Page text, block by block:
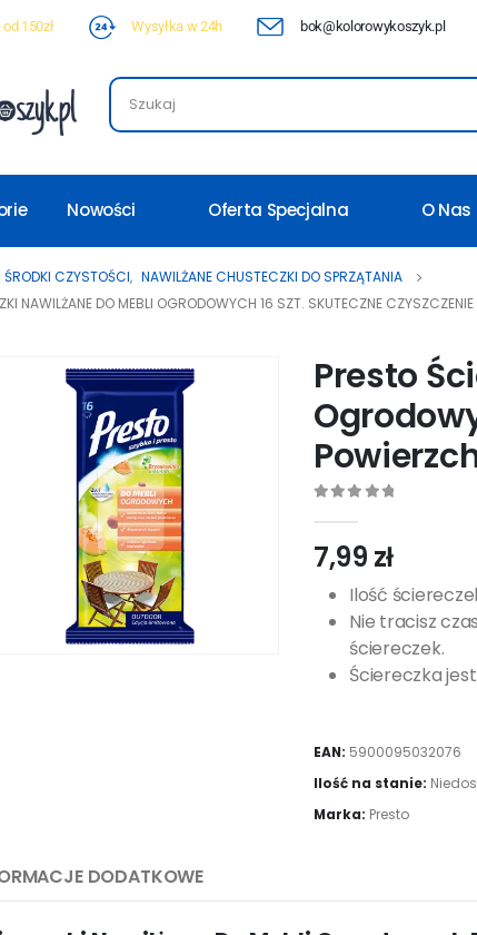
150zł Wysyłka w 24h bok@kolorowykoszyk.pl
Nowości Oferta Specjalna O Nas
ŚRODKI CZYSTOŚCI, NAWILŻANE CHUSTECZKI DO SPRZĄTANIA
NAWILŻANE DO MEBLI OGRODOWYCH 16 SZT. SKUTECZNE
Presto
7,99 zł
Ilość
Nie tracisz
ściereczek.
Ściereczka
EAN: 5900095032076
Ilość na stanie:
Marka: Presto
DODATKOWE